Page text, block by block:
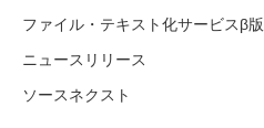
ファイル・テキスト化サービスβ版
ニュースリリース
ソースネクスト